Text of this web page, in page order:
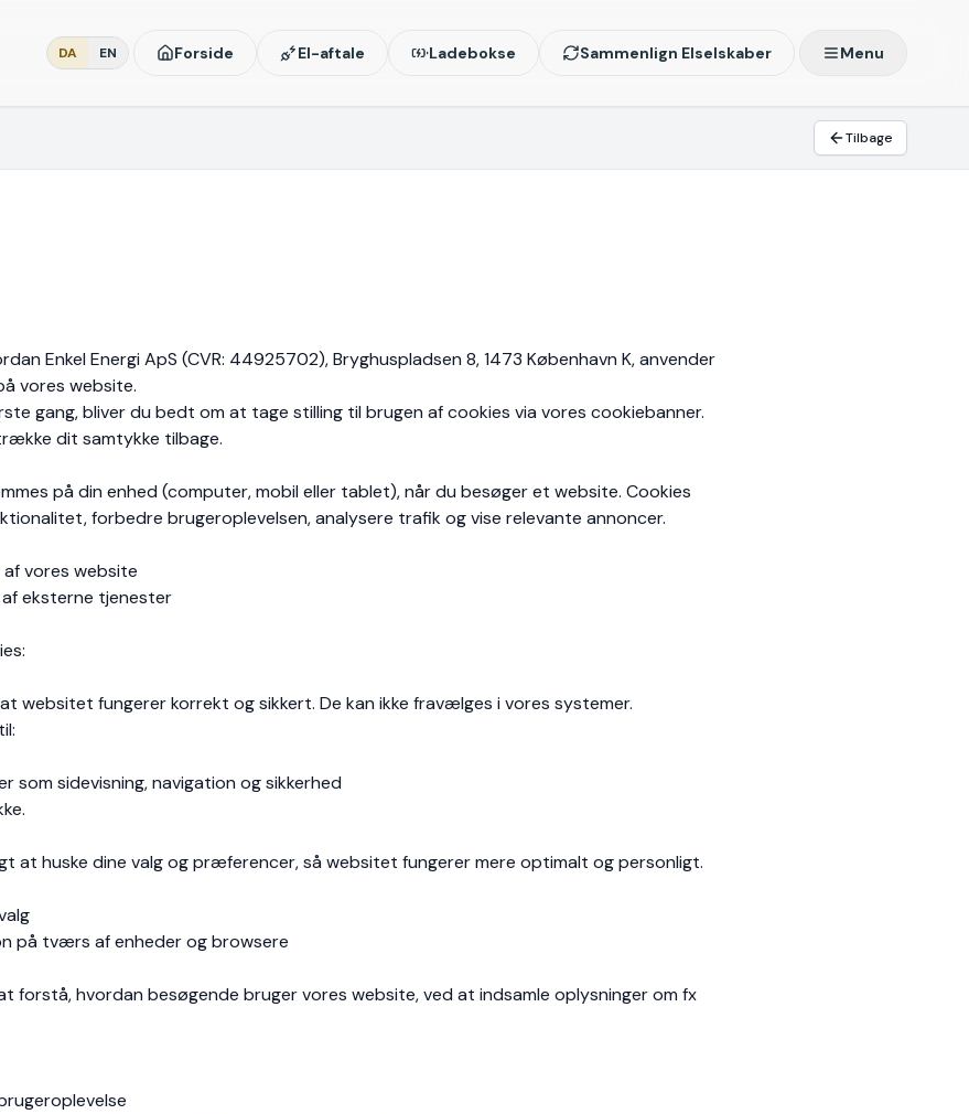
DA EN Forside El-aftale Ladebokse Sammenlign Elselskaber Menu
Tilbage
Enkel Energi ApS (CVR: 44925702), Bryghuspladsen 8, 1473 København K, anvender
vores website.
gang, bliver du bedt om at tage stilling til brugen af cookies via vores cookiebanner.
dit samtykke tilbage.
på din enhed (computer, mobil eller tablet), når du besøger et website. Cookies
forbedre brugeroplevelsen, analysere trafik og vise relevante annoncer.
vores website
eksterne tjenester
websitet fungerer korrekt og sikkert. De kan ikke fravælges i vores systemer.
som sidevisning, navigation og sikkerhed
at huske dine valg og præferencer, så websitet fungerer mere optimalt og personligt.
på tværs af enheder og browsere
forstå, hvordan besøgende bruger vores website, ved at indsamle oplysninger om fx